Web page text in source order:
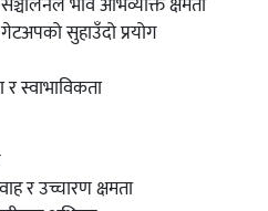
गेटअपको सुहाउँदो प्रयोग
स्वाभाविकता
र उच्चारण क्षमता